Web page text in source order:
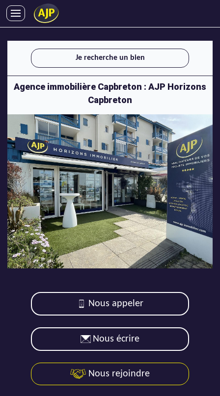
LOCATIONS
IMMOBILIER NEUF
LOCATIONS DE VACANCES
ENTREPRISES
DEVENIR FRANCHISÉ
AJP Recrute
AJP Actualités
Service Qualité Clients
Je recherche un bien
Agence immobilière Capbreton : AJP Horizons
Capbreton
Nous appeler
Nous écrire
Nous rejoindre